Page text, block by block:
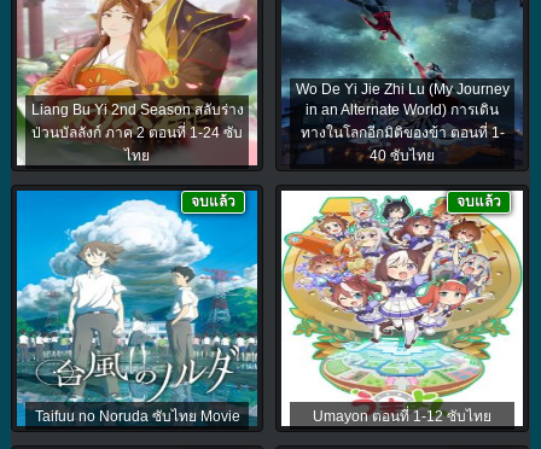
Liang Bu Yi 2nd Season สลับร่าง
ป่วนบัลลังก์ ภาค 2 ตอนที่ 1-24 ซับ
ไทย
Wo De Yi Jie Zhi Lu (My Journey
in an Alternate World) การเดิน
ทางในโลกอีกมิติของข้า ตอนที่ 1-
40 ซับไทย
Taifuu no Noruda ซับไทย Movie
จบแล้ว
Umayon ตอนที่ 1-12 ซับไทย
จบแล้ว